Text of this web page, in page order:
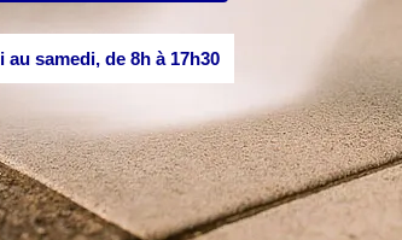
samedi, de 8h à 17h30